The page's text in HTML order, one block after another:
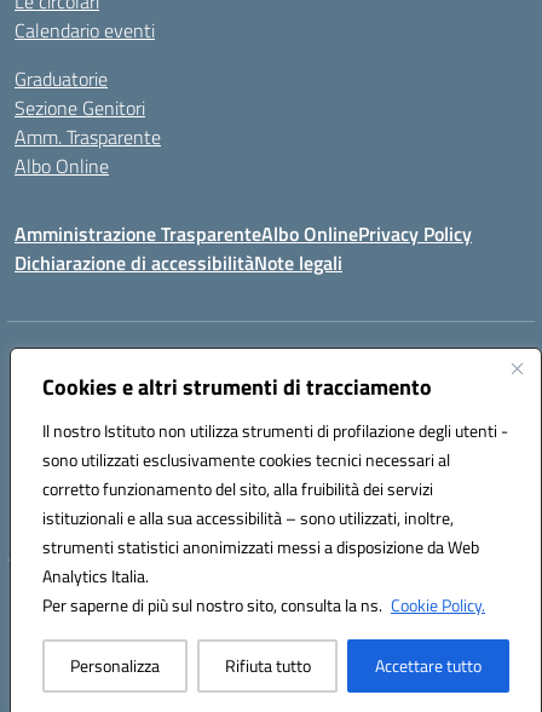
Cookies e altri strumenti di tracciamento
Il nostro Istituto non utilizza strumenti di profilazione degli utenti -
sono utilizzati esclusivamente cookies tecnici necessari al
corretto funzionamento del sito, alla fruibilità dei servizi
istituzionali e alla sua accessibilità – sono utilizzati, inoltre,
strumenti statistici anonimizzati messi a disposizione da Web
Analytics Italia.
Per saperne di più sul nostro sito, consulta la ns. Cookie Policy.
Personalizza Rifiuta tutto Accettare tutto
Calendario eventi
Graduatorie
Sezione Genitori
Amm. Trasparente
Albo Online
Amministrazione TrasparenteAlbo OnlinePrivacy Policy
Dichiarazione di accessibilitàNote legali
Indirizzo:
Centralino:0823/718125 Email:bnic839008@istruzione.it
Codice fiscale: 92029030621
Codice meccanografico:
BNIC839008
Codice unico di fatturazione (CUF): UFSWAV
Hosting & Powered by 3D Solution S.r.l.
Concept & Design by Designers Italia